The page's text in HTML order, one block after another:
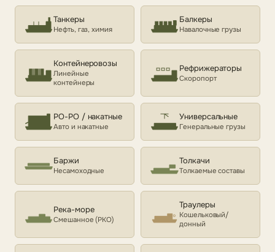
Танкеры
Нефть, газ, химия
Балкеры
Навалочные грузы
Контейнеровозы
Линейные
контейнеры
Рефрижераторы
Скоропорт
РО-РО / накатные
Авто и накатные
Универсальные
Генеральные грузы
Баржи
Несамоходные
Толкачи
Толкаемые составы
Река-море
Смешанное (РКО)
Траулеры
Кошельковый/
донный